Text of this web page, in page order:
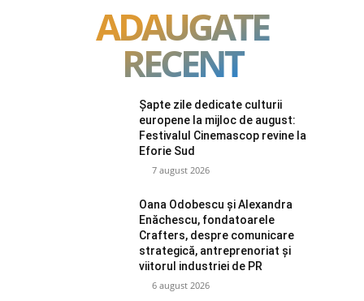
ADAUGATE
RECENT
Șapte zile dedicate culturii
europene la mijloc de august:
Festivalul Cinemascop revine la
Eforie Sud
7 august 2026
Oana Odobescu și Alexandra
Enăchescu, fondatoarele
Crafters, despre comunicare
strategică, antreprenoriat și
viitorul industriei de PR
6 august 2026